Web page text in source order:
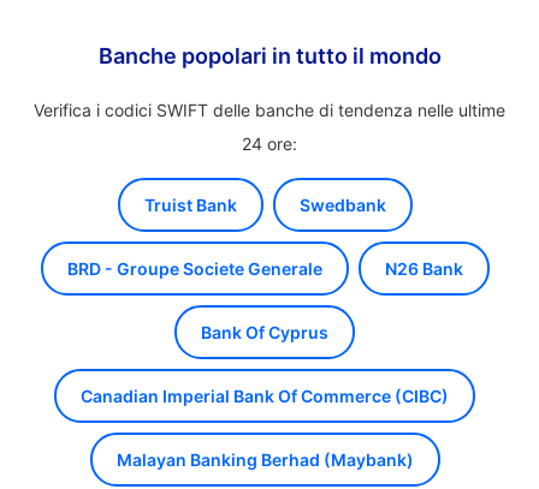
Banche popolari in tutto il mondo
Verifica i codici SWIFT delle banche di tendenza nelle ultime
24 ore:
Truist Bank Swedbank
BRD - Groupe Societe Generale N26 Bank
Bank Of Cyprus
Canadian Imperial Bank Of Commerce (CIBC)
Malayan Banking Berhad (Maybank)